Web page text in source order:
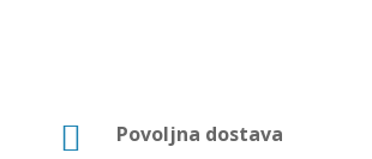
 Povoljna dostava